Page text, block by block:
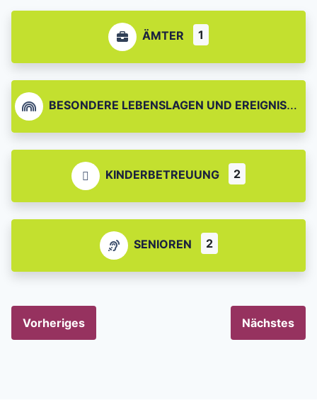
ÄMTER 1
BESONDERE LEBENSLAGEN UND EREIGNISSE
KINDERBETREUUNG 2
SENIOREN 2
Vorheriges Nächstes